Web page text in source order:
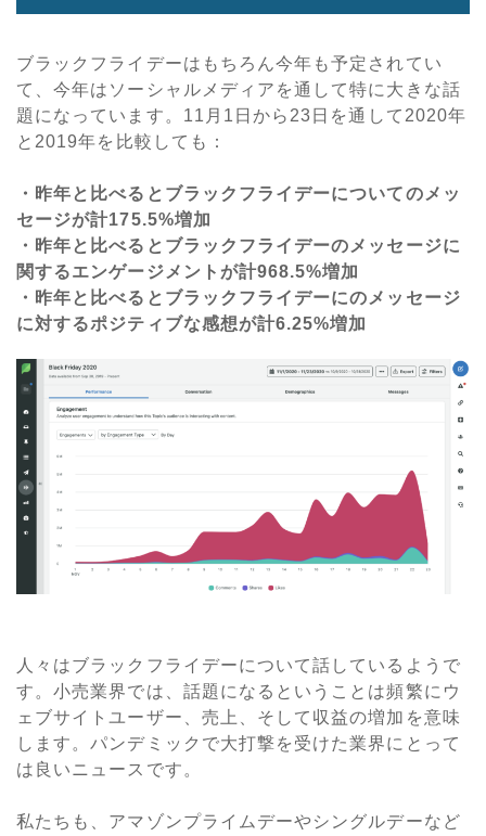
ブラックフライデーはもちろん今年も予定されてい
て、今年はソーシャルメディアを通して特に大きな話
題になっています。11月1日から23日を通して2020年
と2019年を比較しても：
・昨年と比べるとブラックフライデーについてのメッ
セージが計175.5%増加
・昨年と比べるとブラックフライデーのメッセージに
関するエンゲージメントが計968.5%増加
・昨年と比べるとブラックフライデーにのメッセージ
に対するポジティブな感想が計6.25%増加
人々はブラックフライデーについて話しているようで
す。小売業界では、話題になるということは頻繁にウ
ェブサイトユーザー、売上、そして収益の増加を意味
します。パンデミックで大打撃を受けた業界にとって
は良いニュースです。
私たちも、アマゾンプライムデーやシングルデーなど